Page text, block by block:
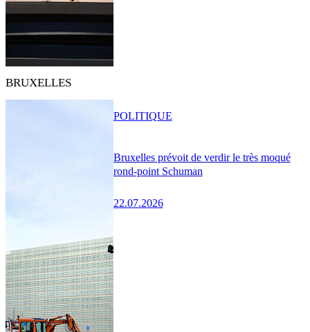
BRUXELLES
Bruxelles prévoit de verdir le très moqué
rond-point Schuman
22.07.2026
POLITIQUE